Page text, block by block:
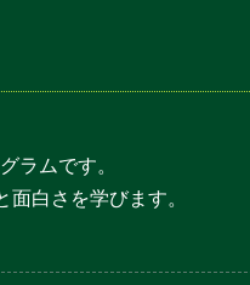
ラムです。
白さを学びます。